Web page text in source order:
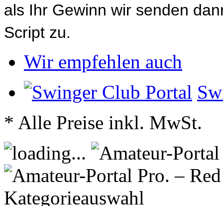
als Ihr Gewinn wir senden
Script zu.
Wir empfehlen auch
* Alle Preise inkl. MwSt.
Kategorieauswahl